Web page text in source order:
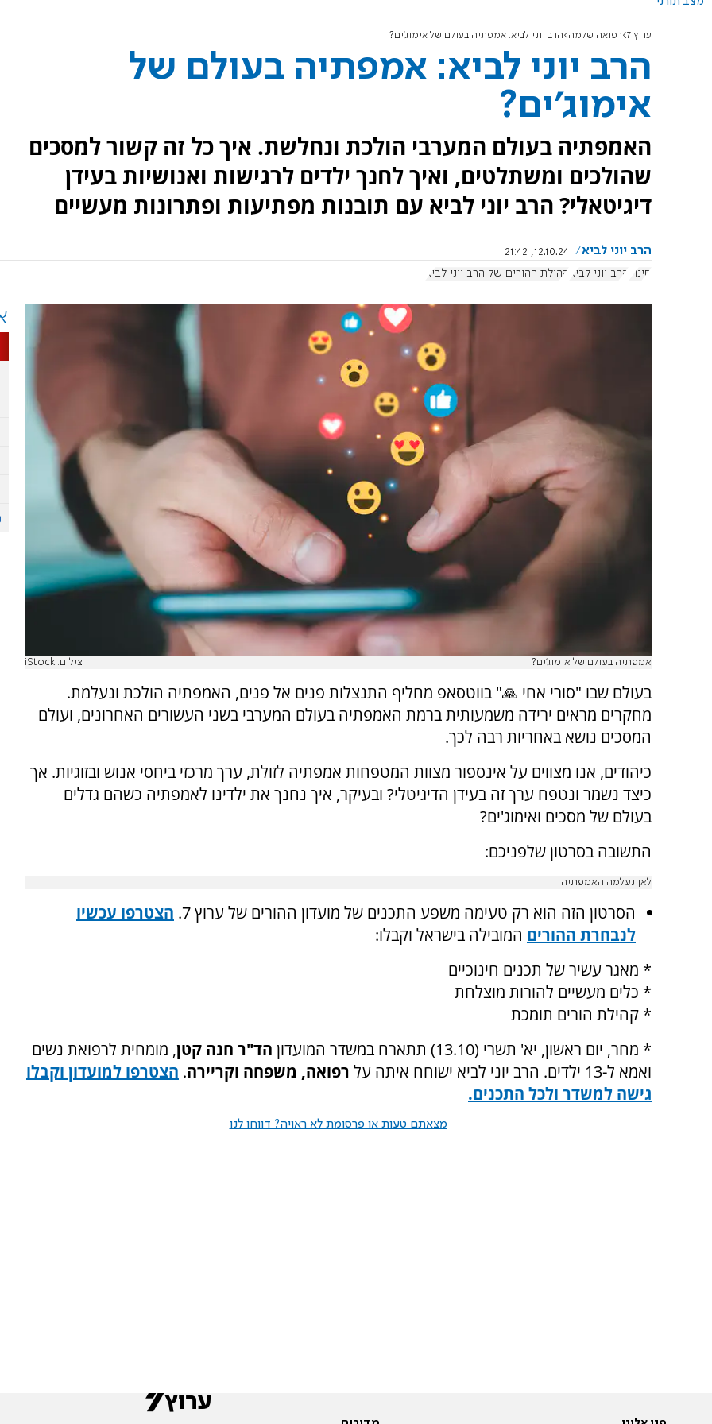
ערוץ 7 רפואה שלמה הרב יוני לביא: אמפתיה בעולם של אימוג'ים?
הרב יוני לביא: אמפתיה בעולם של
אימוג'ים?
האמפתיה בעולם המערבי הולכת ונחלשת. איך כל זה קשור למסכים
שהולכים ומשתלטים, ואיך לחנך ילדים לרגישות ואנושיות בעידן
דיגיטאלי? הרב יוני לביא עם תובנות מפתיעות ופתרונות מעשיים
הרב יוני לביא
12.10.24, 21:42
חינוך הרב יוני לביא קהילת ההורים של הרב יוני לביא
אמפתיה בעולם של אימוג'ים? צילום: iStock
בעולם שבו "סורי אחי 🙏" בווטסאפ מחליף התנצלות פנים אל פנים, האמפתיה הולכת ונעלמת.
מחקרים מראים ירידה משמעותית ברמת האמפתיה בעולם המערבי בשני העשורים האחרונים, ועולם
המסכים נושא באחריות רבה לכך.
כיהודים, אנו מצווים על אינספור מצוות המטפחות אמפתיה לזולת, ערך מרכזי ביחסי אנוש ובזוגיות. אך
כיצד נשמר ונטפח ערך זה בעידן הדיגיטלי? ובעיקר, איך נחנך את ילדינו לאמפתיה כשהם גדלים
בעולם של מסכים ואימוג'ים?
התשובה בסרטון שלפניכם:
לאן נעלמה האמפתיה
הסרטון הזה הוא רק טעימה משפע התכנים של מועדון ההורים של ערוץ 7.
הצטרפו עכשיו
לנבחרת ההורים המובילה בישראל וקבלו:
* מאגר עשיר של תכנים חינוכיים
* כלים מעשיים להורות מוצלחת
* קהילת הורים תומכת
* מחר, יום ראשון, יא' תשרי (13.10) תתארח במשדר המועדון
הד"ר חנה קטן, מומחית לרפואת נשים
ואמא ל-13 ילדים. הרב יוני לביא ישוחח איתה על
רפואה, משפחה וקריירה. הצטרפו למועדון וקבלו
גישה למשדר ולכל התכנים.
מצאתם טעות או פרסומת לא ראויה? דווחו לנו